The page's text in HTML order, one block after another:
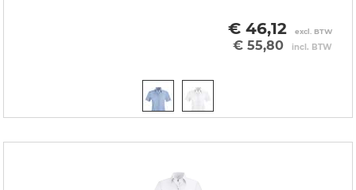
€ 46,12 excl. BTW
€ 55,80 incl. BTW